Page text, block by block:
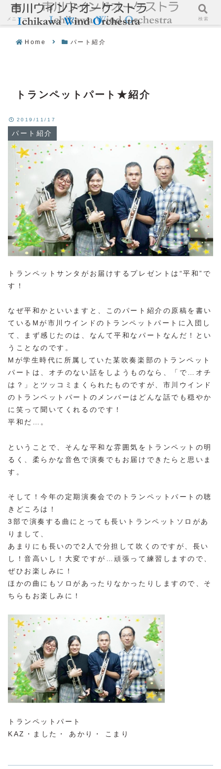
Home パート紹介
トランペットパート★紹介
パート紹介
2019/11/17
トランペットサンタがお届けするプレゼントは“平和”で
す！
なぜ平和かといいますと、このパート紹介の原稿を書い
ているMが市川ウインドのトランペットパートに入団し
て、まず感じたのは、なんて平和なパートなんだ！とい
うことなのです。
Mが学生時代に所属していた某吹奏楽部のトランペット
パートは、オチのない話をしようものなら、「で…オチ
は？」とツッコミまくられたものですが、市川ウインド
のトランペットパートのメンバーはどんな話でも穏やか
に笑って聞いてくれるのです！
平和だ…。
ということで、そんな平和な雰囲気をトランペットの明
るく、柔らかな音色で演奏でもお届けできたらと思いま
す。
そして！今年の定期演奏会でのトランペットパートの聴
きどころは！
3部で演奏する曲にとっても長いトランペットソロがあ
りまして、
あまりにも長いので2人で分担して吹くのですが、長い
し！音高いし！大変ですが…頑張って練習しますので、
ぜひお楽しみに！
ほかの曲にもソロがあったりなかったりしますので、そ
ちらもお楽しみに！
トランペットパート
KAZ・ました・ あかり・ こまり
メニュー 検索